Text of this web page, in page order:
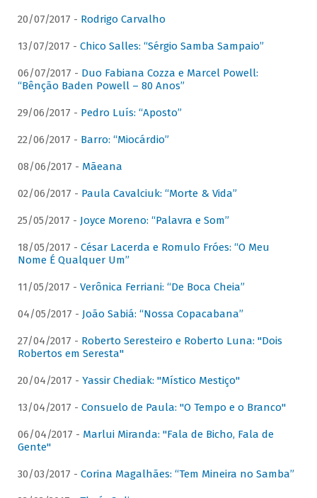
20/07/2017 - Rodrigo Carvalho
13/07/2017 - Chico Salles: “Sérgio Samba Sampaio”
06/07/2017 - Duo Fabiana Cozza e Marcel Powell:
“Bênção Baden Powell – 80 Anos”
29/06/2017 - Pedro Luís: “Aposto”
22/06/2017 - Barro: “Miocárdio”
08/06/2017 - Mãeana
02/06/2017 - Paula Cavalciuk: “Morte & Vida”
25/05/2017 - Joyce Moreno: “Palavra e Som”
18/05/2017 - César Lacerda e Romulo Fróes: “O Meu
Nome É Qualquer Um”
11/05/2017 - Verônica Ferriani: “De Boca Cheia”
04/05/2017 - João Sabiá: “Nossa Copacabana”
27/04/2017 - Roberto Seresteiro e Roberto Luna: "Dois
Robertos em Seresta"
20/04/2017 - Yassir Chediak: "Místico Mestiço"
13/04/2017 - Consuelo de Paula: "O Tempo e o Branco"
06/04/2017 - Marlui Miranda: "Fala de Bicho, Fala de
Gente"
30/03/2017 - Corina Magalhães: “Tem Mineira no Samba”